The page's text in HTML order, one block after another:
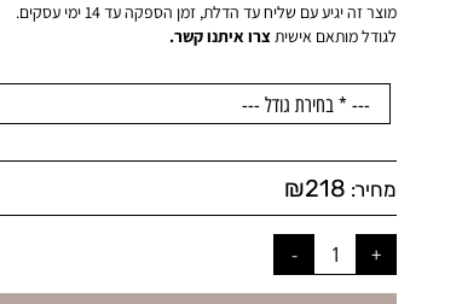
מוצר זה יגיע עם שליח עד הדלת, זמן הספקה עד 14 ימי עסקים.
לגודל מותאם אישיתצרו איתנו קשר.
מחיר: ₪218